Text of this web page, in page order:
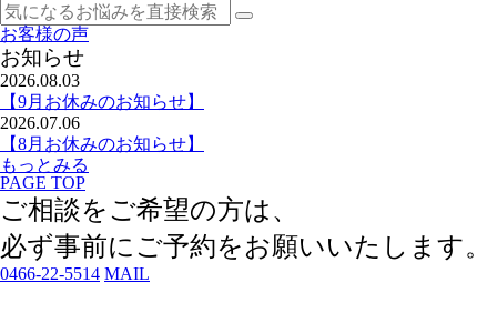
お客様の声
お知らせ
2026.08.03
【9月お休みのお知らせ】
2026.07.06
【8月お休みのお知らせ】
もっとみる
PAGE TOP
ご相談をご希望の方は、
必ず事前にご予約をお願いいたします。
0466-22-5514 MAIL